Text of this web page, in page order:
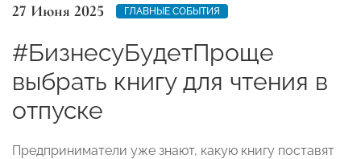
27 Июня 2025 ГЛАВНЫЕ СОБЫТИЯ
#БизнесуБудетПроще
выбрать книгу для чтения в
отпуске
Предприниматели уже знают, какую книгу поставят